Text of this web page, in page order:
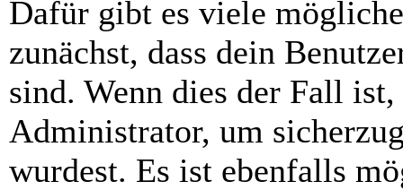
Dafür gibt es viele
zunächst, dass dein
sind. Wenn dies der Fall
Administrator, um
wurdest. Es ist ebenfalls